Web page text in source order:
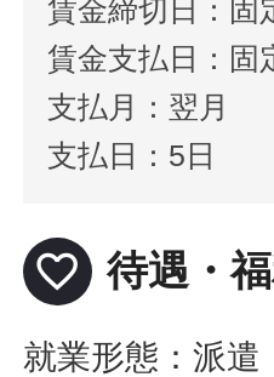
賃金締切日：固
賃金支払日：固
支払月：翌月
支払日：5日
favorite_border 待遇・
就業形態：派